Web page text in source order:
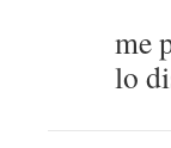
me
lo